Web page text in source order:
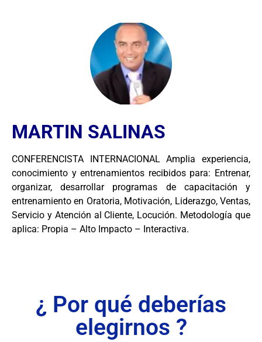
MARTIN SALINAS
CONFERENCISTA INTERNACIONAL Amplia experiencia,
conocimiento y entrenamientos recibidos para: Entrenar,
organizar, desarrollar programas de capacitación y
entrenamiento en Oratoria, Motivación, Liderazgo, Ventas,
Servicio y Atención al Cliente, Locución. Metodología que
aplica: Propia – Alto Impacto – Interactiva.
¿ Por qué deberías
elegirnos ?